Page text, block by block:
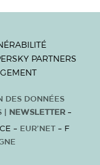
PARTNERS
DES DONNÉES
| NEWSLETTER –
– EUR’NET
– F